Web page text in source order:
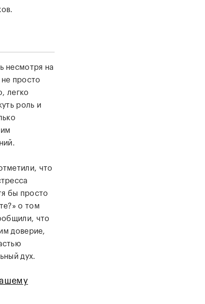
несмотря на
просто
легко
роль и
что
бы просто
о том
что
доверие,
дух.